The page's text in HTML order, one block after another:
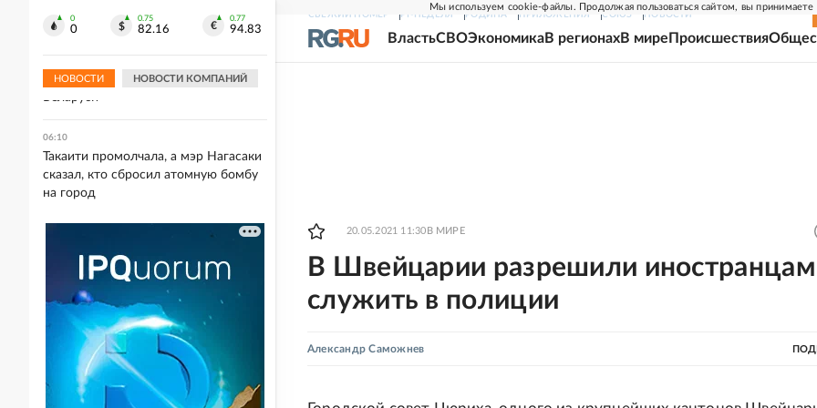
Мы используем cookie-файлы. Продолжая пользоваться сайтом, вы принимаете
СВЕЖИЙ НОМЕР РГ-НЕДЕЛЯ РОДИНА ПРИЛОЖЕНИЯ СОЮЗ НОВОСТИ
ВластьСВОЭкономикаВ регионахВ мире Происшествия
20.05.2021 11:30 В МИРЕ
В Швейцарии разрешили иностранцам
служить в полиции
Александр Саможнев
0
0
0.75
82.16
0.77
94.83
НОВОСТИ НОВОСТИ КОМПАНИЙ
восстановлено во всех регионах
Беларуси
06:10
Такаити промолчала, а мэр Нагасаки
сказал, кто сбросил атомную бомбу
на город